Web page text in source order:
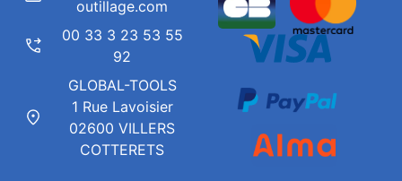
outillage.com
00 33 3 23 53 55
92
GLOBAL-TOOLS
1 Rue Lavoisier
02600 VILLERS
COTTERETS